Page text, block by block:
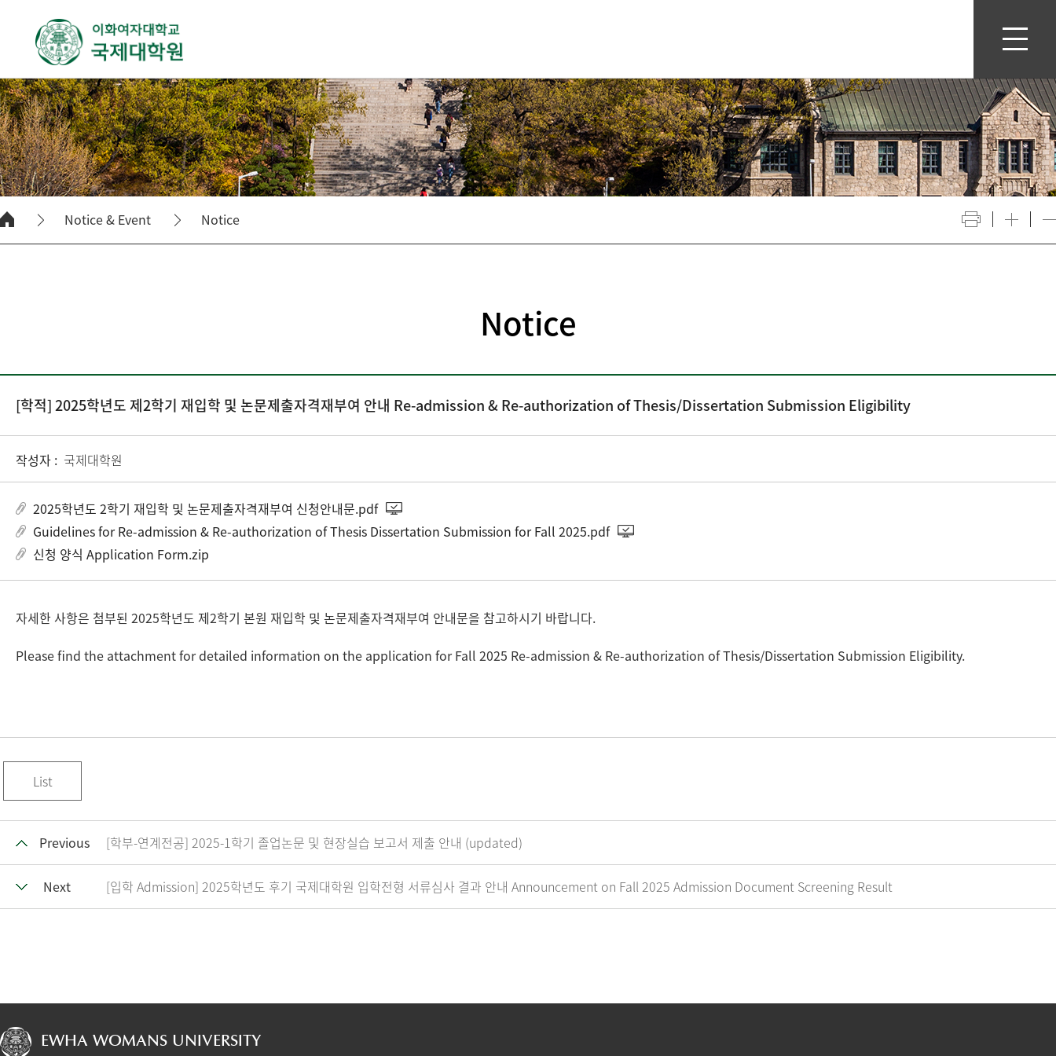
Notice & Event Notice
Notice
[학적] 2025학년도 제2학기 재입학 및 논문제출자격재부여 안내 Re-admission & Re-authorization of Thesis/Dissertation Submission Eligibility
작성자 : 국제대학원
2025학년도 2학기 재입학 및 논문제출자격재부여 신청안내문.pdf
Guidelines for Re-admission & Re-authorization of Thesis Dissertation Submission for Fall 2025.pdf
신청 양식 Application Form.zip
자세한 사항은 첨부된 2025학년도 제2학기 본원 재입학 및 논문제출자격재부여 안내문을 참고하시기 바랍니다.
Please find the attachment for detailed information on the application for Fall 2025 Re-admission & Re-authorization of Thesis/Dissertation Submission Eligibility.
List
Previous [학부-연계전공] 2025-1학기 졸업논문 및 현장실습 보고서 제출 안내 (updated)
Next [입학 Admission] 2025학년도 후기 국제대학원 입학전형 서류심사 결과 안내 Announcement on Fall 2025 Admission Document Screening Result
EWHA WOMANS UNIVERSITY